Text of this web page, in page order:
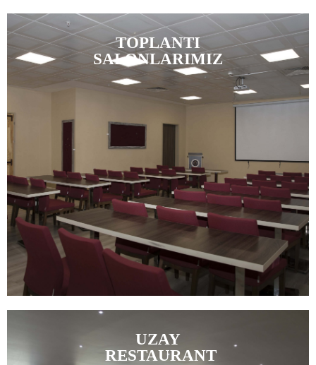
TOPLANTI
SALONLARIMIZ
UZAY
RESTAURANT